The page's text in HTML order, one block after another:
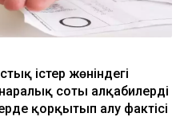
істер жөніндегі
соты алқабилердің
қорқытып алу фактісі